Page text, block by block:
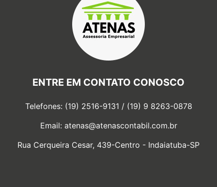
ENTRE EM CONTATO CONOSCO
Telefones: (19) 2516-9131 / (19) 9 8263-0878
Email: atenas@atenascontabil.com.br
Rua Cerqueira Cesar, 439-Centro - Indaiatuba-SP